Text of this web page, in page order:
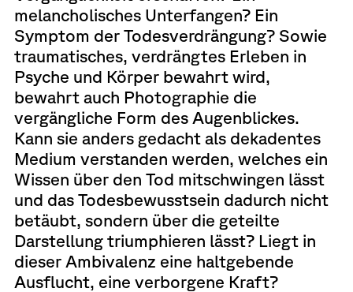
melancholisches Unterfangen? Ein
Symptom der Todesverdrängung? Sowie
traumatisches, verdrängtes Erleben in
Psyche und Körper bewahrt wird,
bewahrt auch Photographie die
vergängliche Form des Augenblickes.
Kann sie anders gedacht als dekadentes
Medium verstanden werden, welches ein
Wissen über den Tod mitschwingen lässt
und das Todesbewusstsein dadurch nicht
betäubt, sondern über die geteilte
Darstellung triumphieren lässt? Liegt in
dieser Ambivalenz eine haltgebende
Ausflucht, eine verborgene Kraft?